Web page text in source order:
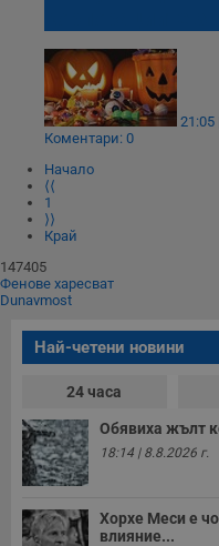
21:05
Коментари: 0
Начало
⟨⟨
1
⟩⟩
Край
147405
Фенове харесват
Dunavmost
Най-четени новини
24 часа
Обявиха жълт
18:14 | 8.8.2026 г.
Хорхе Меси е
влияние...